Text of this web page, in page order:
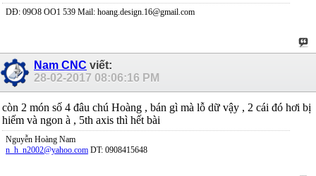
DĐ: 09O8 OO1 539 Mail: hoang.design.16@gmail.com
Nam CNC viết:
28-02-2017 08:06:16 PM
còn 2 món số 4 đâu chú Hoàng , bán gì mà lỗ dữ vậy , 2 cái đó hơi bị
hiếm và ngon à , 5th axis thì hết bài
Nguyễn Hoàng Nam
n_h_n2002@yahoo.com DT: 0908415648